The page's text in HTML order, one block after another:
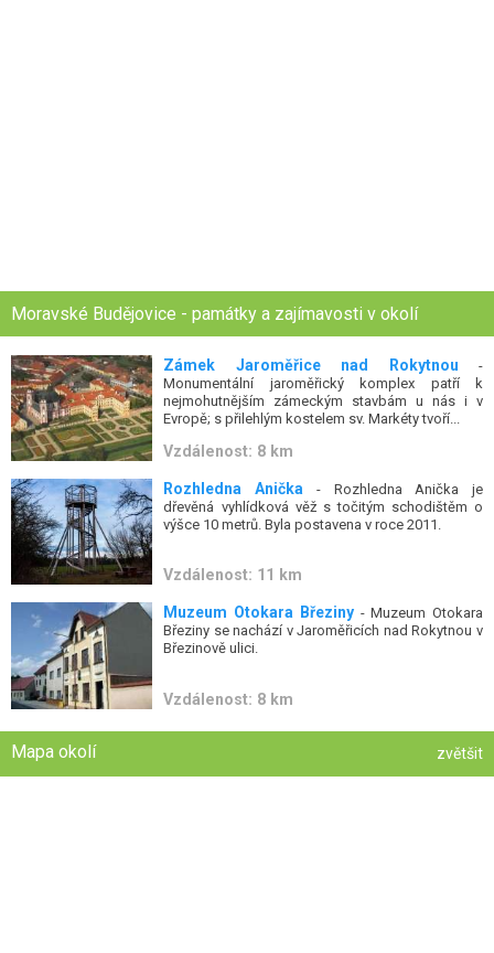
Moravské Budějovice - památky a zajímavosti v okolí
Zámek Jaroměřice nad Rokytnou -
Monumentální jaroměřický komplex patří k
nejmohutnějším zámeckým stavbám u nás i v
Evropě; s přilehlým kostelem sv. Markéty tvoří...
Vzdálenost: 8 km
Rozhledna Anička - Rozhledna Anička je
dřevěná vyhlídková věž s točitým schodištěm o
výšce 10 metrů. Byla postavena v roce 2011.
Vzdálenost: 11 km
Muzeum Otokara Březiny- Muzeum Otokara
Březiny se nachází v Jaroměřicích nad Rokytnou v
Březinově ulici.
Vzdálenost: 8 km
Mapa okolí zvětšit